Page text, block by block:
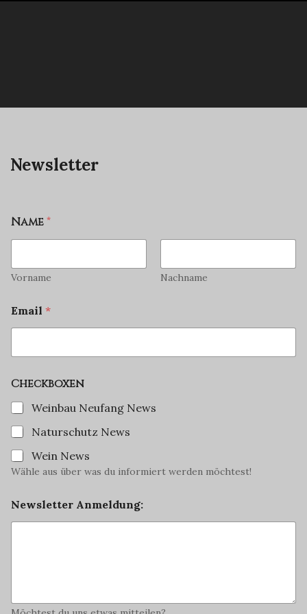
Newsletter
Name*
Vorname Nachname
Email *
Checkboxen
Weinbau Neufang News
Naturschutz News
Wein News
Wähle aus über was du informiert werden möchtest!
Newsletter Anmeldung: